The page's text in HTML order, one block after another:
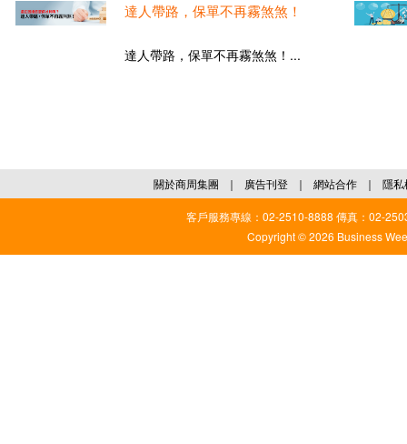
達人帶路，保單不再霧煞煞！
達人帶路，保單不再霧煞煞！...
關於商周集團 ｜ 廣告刊登 ｜ 網站合作 ｜ 隱私
客戶服務專線：02-2510-8888 傳真：02-
Copyright © 2026 Business